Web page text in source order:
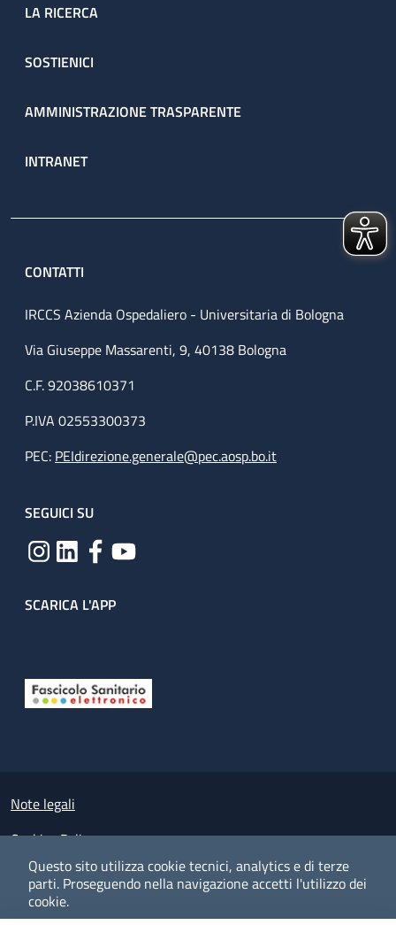
Questo sito utilizza cookie tecnici, analytics e di terze
parti. Proseguendo nella navigazione accetti l'utilizzo dei
cookie.
LA RICERCA
SOSTIENICI
AMMINISTRAZIONE TRASPARENTE
INTRANET
CONTATTI
IRCCS Azienda Ospedaliero - Universitaria di Bologna
Via Giuseppe Massarenti, 9, 40138 Bologna
C.F. 92038610371
P.IVA 02553300373
PEC: PEIdirezione.generale@pec.aosp.bo.it
SEGUICI SU
SCARICA L'APP
Small prints
Note legali
Cookies Policy
Policy privacy e protezione del dato personale
Albo pretorio on-line